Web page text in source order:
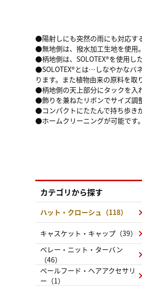
●陽射しにも突然の雨にも対応す
●無地側は、撥水加工生地を使用
●柄地側は、SOLOTEX®を使用し
●SOLOTEX®とは…しなやかなバ
ります。また植物由来の原料を取
●柄地側の天上部分にタックを入
●飾りを兼ねたリボンでサイズ調
●コンパクトにたたんで持ち歩き
●ホームクリーニングが可能です。
カテゴリから探す
ハット・クローシュ（118）
キャスケット・キャップ（39）
ベレー・ニット・ターバン
（46）
ベールフード・ヘアアクセサリ
ー（1）